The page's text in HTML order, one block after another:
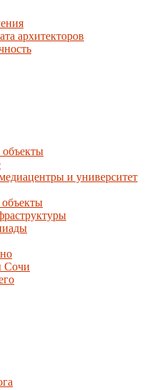
архитекторов
и университет
Сочи